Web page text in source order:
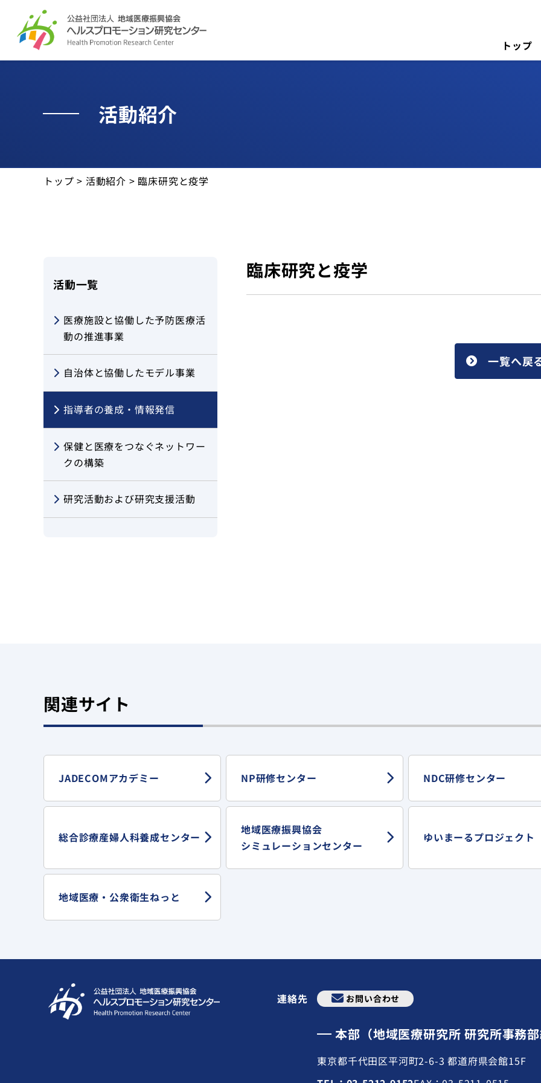
トップ
役に立つ資料
活動紹介
トップ > 活動紹介 > 臨床研究と疫学
臨床研究と疫学
一覧へ戻
活動一覧
医療施設と協働した予防医療活
動の推進事業
自治体と協働したモデル事業
指導者の養成・情報発信
保健と医療をつなぐネットワー
クの構築
研究活動および研究支援活動
関連サイト
JADECOMアカデミー NP研修センター NDC研修センター
総合診療産婦人科養成センター
地域医療振興協会
シミュレーションセンター
ゆいまーるプロジェクト
地域医療・ 公衆衛生ねっと
連絡先 お問い合わせ
本部（地域医療研究所 研究所事務
東京都千代田区平河町2-6-3 都道府県会館15F